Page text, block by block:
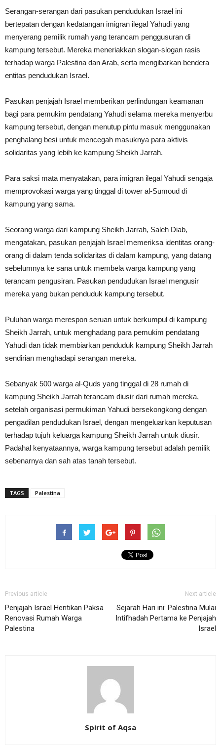
Serangan-serangan dari pasukan pendudukan Israel ini
bertepatan dengan kedatangan imigran ilegal Yahudi yang
menyerang pemilik rumah yang terancam penggusuran di
kampung tersebut. Mereka meneriakkan slogan-slogan rasis
terhadap warga Palestina dan Arab, serta mengibarkan bendera
entitas pendudukan Israel.
Pasukan penjajah Israel memberikan perlindungan keamanan
bagi para pemukim pendatang Yahudi selama mereka menyerbu
kampung tersebut, dengan menutup pintu masuk menggunakan
penghalang besi untuk mencegah masuknya para aktivis
solidaritas yang lebih ke kampung Sheikh Jarrah.
Para saksi mata menyatakan, para imigran ilegal Yahudi sengaja
memprovokasi warga yang tinggal di tower al-Sumoud di
kampung yang sama.
Seorang warga dari kampung Sheikh Jarrah, Saleh Diab,
mengatakan, pasukan penjajah Israel memeriksa identitas orang-
orang di dalam tenda solidaritas di dalam kampung, yang datang
sebelumnya ke sana untuk membela warga kampung yang
terancam pengusiran. Pasukan pendudukan Israel mengusir
mereka yang bukan penduduk kampung tersebut.
Puluhan warga merespon seruan untuk berkumpul di kampung
Sheikh Jarrah, untuk menghadang para pemukim pendatang
Yahudi dan tidak membiarkan penduduk kampung Sheikh Jarrah
sendirian menghadapi serangan mereka.
Sebanyak 500 warga al-Quds yang tinggal di 28 rumah di
kampung Sheikh Jarrah terancam diusir dari rumah mereka,
setelah organisasi permukiman Yahudi bersekongkong dengan
pengadilan pendudukan Israel, dengan mengeluarkan keputusan
terhadap tujuh keluarga kampung Sheikh Jarrah untuk diusir.
Padahal kenyataannya, warga kampung tersebut adalah pemilik
sebenarnya dan sah atas tanah tersebut.
TAGS Palestina
Previous article
Penjajah Israel Hentikan Paksa
Renovasi Rumah Warga
Palestina
Next article
Sejarah Hari ini: Palestina Mulai
Intifhadah Pertama ke Penjajah
Israel
Spirit of Aqsa